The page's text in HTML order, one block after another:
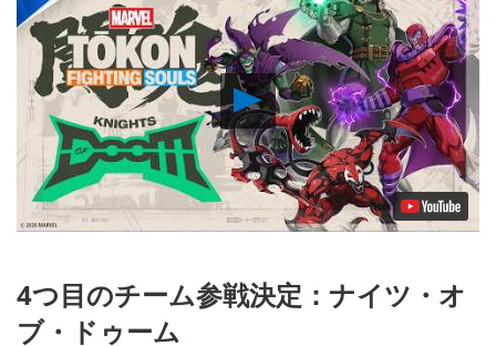
Play
Video
4つ目のチーム参戦決定：ナイツ・オ
ブ・ドゥーム